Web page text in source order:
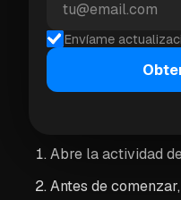
mismo.
Cómo iniciar
Abre la actividad
Antes de
Envíame